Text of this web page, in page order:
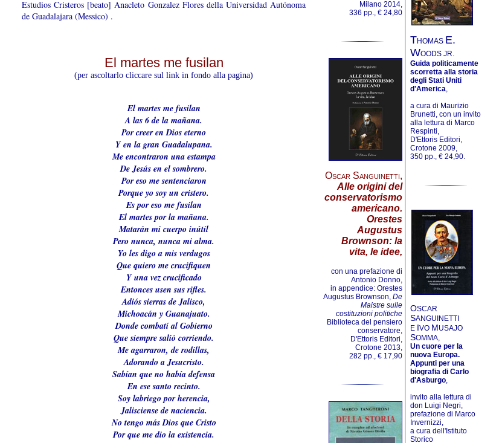
Estudios Cristeros [beato] Anacleto Gonzalez Flores della Universidad Autónoma
de Guadalajara (Messico) .
El martes me fusilan
(per ascoltarlo cliccare sul link in fondo alla pagina)
El martes me fusilan
A las 6 de la mañana.
Por creer en Dios eterno
Y en la gran Guadalupana.
Me encontraron una estampa
De Jesús en el sombrero.
Por eso me sentenciaron
Porque yo soy un cristero.
Es por eso me fusilan
El martes por la mañana.
Matarán mi cuerpo inútil
Pero nunca, nunca mi alma.
Yo les digo a mis verdugos
Que quiero me crucifiquen
Y una vez crucificado
Entonces usen sus rifles.
Adiós sierras de Jalisco,
Michoacán y Guanajuato.
Donde combatí al Gobierno
Que siempre salió corriendo.
Me agarraron, de rodillas,
Adorando a Jesucristo.
Sabían que no había defensa
En ese santo recinto.
Soy labriego por herencia,
Jalisciense de naciencia.
No tengo más Dios que Cristo
Por que me dio la existencia.
Milano 2014,
336 pp., € 24,80
Oscar Sanguinetti,
Alle origini del
conservatorismo
americano.
Orestes
Augustus
Brownson: la
vita, le idee,
con una prefazione di
Antonio Donno,
in appendice: Orestes
Augustus Brownson, De
Maistre sulle
costituzioni politiche
Biblioteca del pensiero
conservatore,
D'Ettoris Editori,
Crotone 2013,
282 pp., € 17,90
THOMAS E.
WOODS JR.
Guida politicamente
scorretta alla storia
degli Stati Uniti
d'America,
a cura di Maurizio
Brunetti, con un invito
alla lettura di Marco
Respinti,
D'Ettoris Editori,
Crotone 2009,
350 pp., € 24,90.
OSCAR
SANGUINETTI
E IVO MUSAJO
SOMMA,
Un cuore per la
nuova Europa.
Appunti per una
biografia di Carlo
d'Asburgo,
invito alla lettura di
don Luigi Negri,
prefazione di Marco
Invernizzi,
a cura dell'Istituto
Storico